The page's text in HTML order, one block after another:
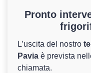
Pronto
L’uscita del nostro
Pavia è prevista
chiamata.